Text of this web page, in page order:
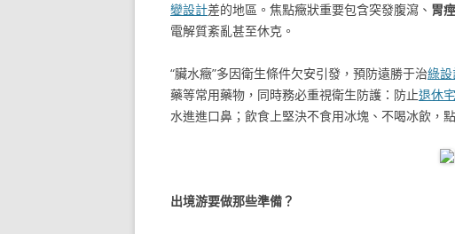
變設計差的地區。焦點癥狀重要包含突發腹瀉、 胃
電解質紊亂甚至休克。
“臟水癥”多因衛生條件欠安引發，預防遠勝于治綠
藥等常用藥物，同時務必重視衛生防護：防止退休
水進進口鼻；飲食上堅決不食用冰塊、不喝冰飲，
出境游要做那些準備？